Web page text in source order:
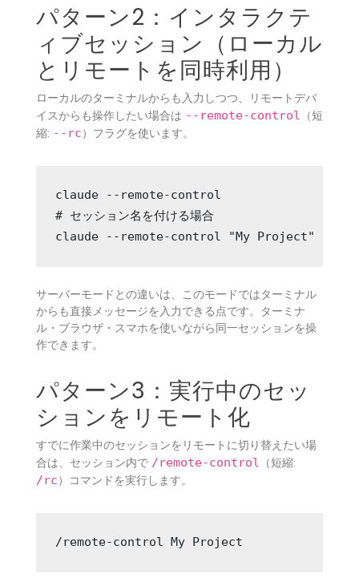
パターン2：インタラクテ
ィブセッション（ローカル
とリモートを同時利用）
ローカルのターミナルからも入力しつつ、リモートデバ
イスからも操作したい場合は --remote-control
（短
縮: --rc）フラグを使います。
claude --remote-control
# セッション名を付ける場合
claude --remote-control "My Project"
サーバーモードとの違いは、このモードではターミナル
からも直接メッセージを入力できる点です。ターミナ
ル・ブラウザ・スマホを使いながら同一セッションを操
作できます。
パターン3：実行中のセッ
ションをリモート化
すでに作業中のセッションをリモートに切り替えたい場
合は、セッション内で /remote-control
（短縮:
/rc）コマンドを実行します。
/remote-control My Project